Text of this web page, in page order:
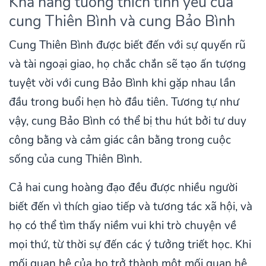
cung Thiên Bình và cung Bảo Bình
Cung Thiên Bình được biết đến với sự quyến rũ
và tài ngoại giao, họ chắc chắn sẽ tạo ấn tượng
tuyệt vời với cung Bảo Bình khi gặp nhau lần
đầu trong buổi hẹn hò đầu tiên. Tương tự như
vậy, cung Bảo Bình có thể bị thu hút bởi tư duy
công bằng và cảm giác cân bằng trong cuộc
sống của cung Thiên Bình.
Cả hai cung hoàng đạo đều được nhiều người
biết đến vì thích giao tiếp và tương tác xã hội, và
họ có thể tìm thấy niềm vui khi trò chuyện về
mọi thứ, từ thời sự đến các ý tưởng triết học. Khi